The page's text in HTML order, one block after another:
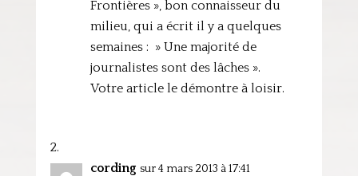
Frontières », bon connaisseur du
milieu, qui a écrit il y a quelques
semaines : » Une majorité de
journalistes sont des lâches ».
Votre article le démontre à loisir.
cording sur 4 mars 2013 à 17:41